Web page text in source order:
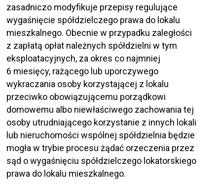
zasadniczo modyfikuje przepisy regulujące
wygaśnięcie spółdzielczego prawa do lokalu
mieszkalnego. Obecnie w przypadku zaległości
z zapłatą opłat należnych spółdzielni w tym
eksploatacyjnych, za okres co najmniej
6 miesięcy, rażącego lub uporczywego
wykraczania osoby korzystającej z lokalu
przeciwko obowiązującemu porządkowi
domowemu albo niewłaściwego zachowania tej
osoby utrudniającego korzystanie z innych lokali
lub nieruchomości wspólnej spółdzielnia będzie
mogła w trybie procesu żądać orzeczenia przez
sąd o wygaśnięciu spółdzielczego lokatorskiego
prawa do lokalu mieszkalnego.